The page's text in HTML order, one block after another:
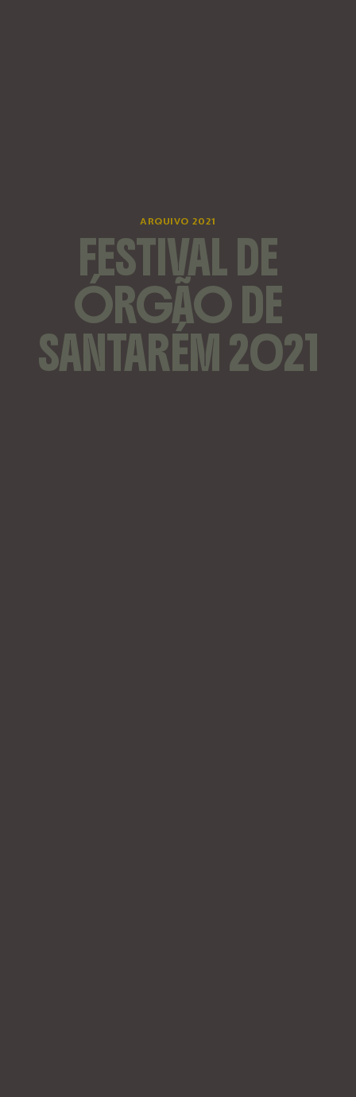
ARQUIVO 2021
FESTIVAL DE
ÓRGÃO DE
SANTARÉM 2021